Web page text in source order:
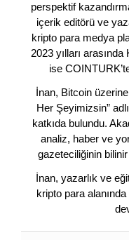
perspektif
içerik editörü ve
kripto para medya
2023 yılları
ise
İnan, Bitcoin
Her Şeyimizsin”
katkıda bulundu.
analiz, haber ve
gazeteciliğinin
İnan, yazarlık ve
kripto para